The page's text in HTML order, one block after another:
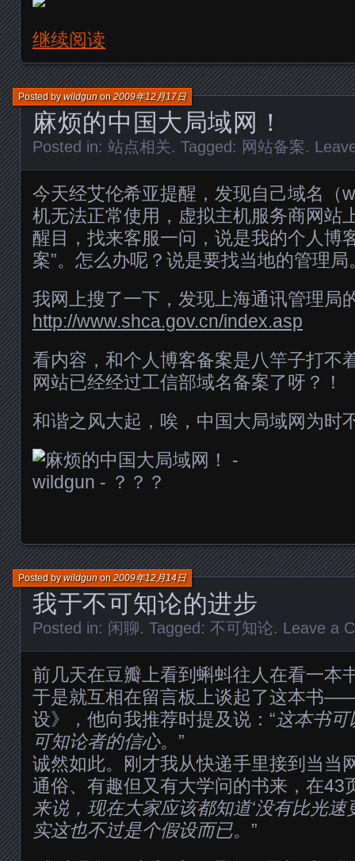
继续阅读
麻烦的中国大局域网！
Posted bywildgunon2009年12月17日
Posted in: 站点相关. Tagged: 网站备案.
今天经艾伦希亚提醒，发现自己域名（
机无法正常使用，虚拟主机服务商网站
醒目，找来客服一问，说是我的个人博
案”。怎么办呢？说是要找当地的管理局
我网上搜了一下，发现上海通讯管理局
http://www.shca.gov.cn/index.asp
看内容，和个人博客备案是八竿子打
网站已经经过工信部域名备案了呀？！
和谐之风大起，唉，中国大局域网为时
我于不可知论的进步
Posted bywildgunon2009年12月14日
Posted in: 闲聊. Tagged: 不可知论. Leave a
前几天在豆瓣上看到蝌蚪往人在看一本
于是就互相在留言板上谈起了这本书
设》，他向我推荐时提及说：“这本书可
可知论者的信心。 ”
诚然如此。刚才我从快递手里接到当当
通俗、有趣但又有大学问的书来，在43
来说，现在大家应该都知道‘没有比光速
实这也不过是个假设而已。 ”